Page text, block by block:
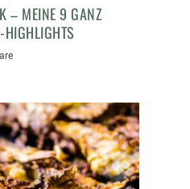
– MEINE 9 GANZ
HIGHLIGHTS